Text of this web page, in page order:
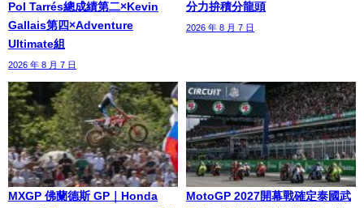
Pol Tarrés總成績第二×Kevin
Gallais第四×Adventure
Ultimate組
2026 年 8 月 7 日
分力拚積分龍頭
2026 年 8 月 7 日
MXGP 佛蘭德斯 GP｜Honda
MotoGP 2027開幕戰確定泰國武